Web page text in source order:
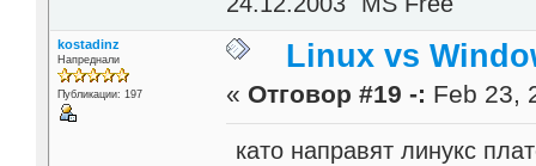
kostadinz
Напреднали
Публикации: 197
Linux vs
« Отговор #19 -: Feb 23,
като направят линукс